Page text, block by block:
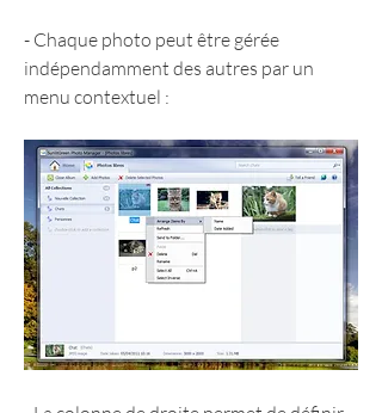
- Chaque photo peut être gérée
indépendamment des autres par un
menu contextuel :